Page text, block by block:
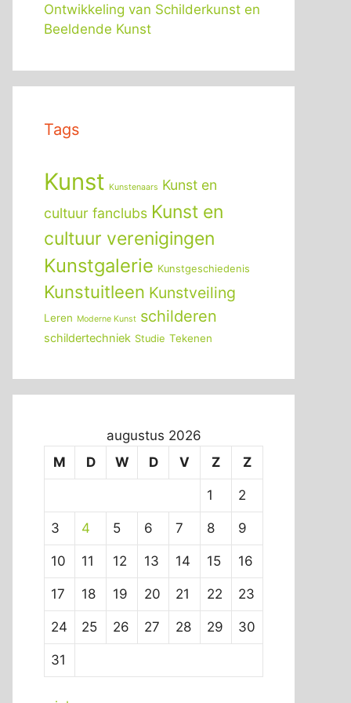
Ontwikkeling van Schilderkunst en
Beeldende Kunst
Tags
Kunst Kunstenaars Kunst en
cultuur fanclubs Kunst en
cultuur verenigingen
Kunstgalerie Kunstgeschiedenis
Kunstuitleen Kunstveiling
Leren Moderne Kunst schilderen
schildertechniek Studie Tekenen
augustus 2026
M
D W D V Z Z
1 2
3 4 5 6 7 8 9
10 11 12 13 14 15 16
17 18 19 20 21 22 23
24 25 26 27 28 29 30
31